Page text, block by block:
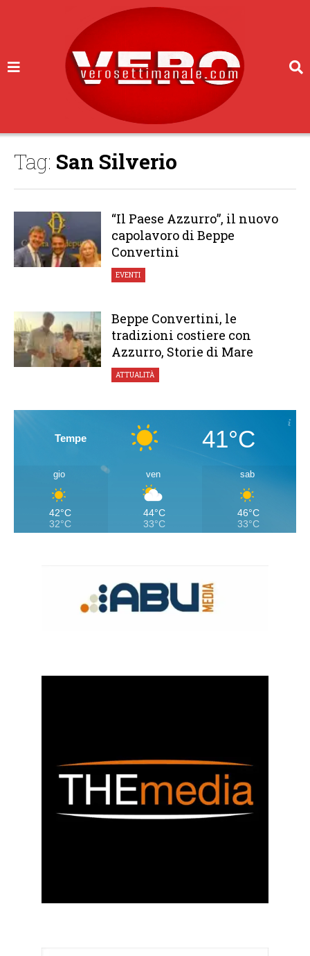
Tag: San Silverio
“Il Paese Azzurro”, il nuovo
capolavoro di Beppe
Convertini
EVENTI
Beppe Convertini, le
tradizioni costiere con
Azzurro, Storie di Mare
ATTUALITÀ
Tempe 41°C
gio
42°C
32°C
ven
44°C
33°C
sab
46°C
33°C